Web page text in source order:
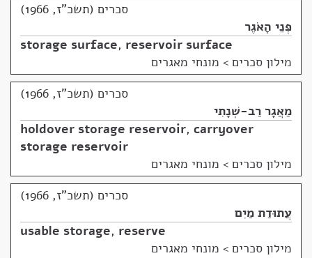
סכרים (תשכ"ז, 1966)
פְּנֵי הָאֹגֶר
storage surface, reservoir surface
מילון סכרים > מונחי מאגרים
סכרים (תשכ"ז, 1966)
מַאֲגָר רַב-שְׁנָתִי
holdover storage reservoir, carryover
storage reservoir
מילון סכרים > מונחי מאגרים
סכרים (תשכ"ז, 1966)
עֲתוּדַת מַיִם
usable storage, reserve
מילון סכרים > מונחי מאגרים